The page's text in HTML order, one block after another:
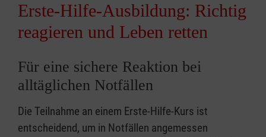
Erste-Hilfe-Ausbildung: Richtig
reagieren und Leben retten
Für eine sichere Reaktion bei
alltäglichen Notfällen
Die Teilnahme an einem Erste-Hilfe-Kurs ist
entscheidend, um in Notfällen angemessen